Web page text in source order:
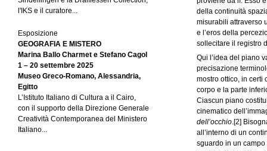
della continuità
misurabili attraverso
e l’eros della
sollecitare il registro
Qui l’idea del piano
precisazione
mostro ottico, in certi
corpo e la parte
Ciascun piano
cinematico
dell’occhio.[2]
all’interno di un
sguardo in un
l'IKS e il curatore...
Esposizione
GEOGRAFIA E MISTERO
Marina Ballo Charmet e Stefano Cagol
1 – 20 settembre 2025
Museo Greco-Romano, Alessandria,
Egitto
L’Istituto Italiano di Cultura a il Cairo,
con il supporto della Direzione Generale
Creatività Contemporanea del Ministero
Italiano...